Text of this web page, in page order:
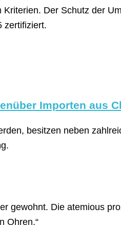
Der Schutz der
zertifiziert.
Importen aus
besitzen neben
gewohnt. Die atemious
Ohren.“